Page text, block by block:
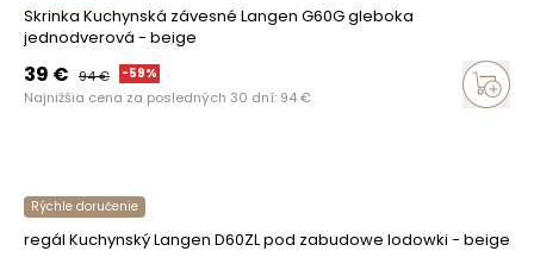
Skrinka Kuchynská závesné Langen G60G gleboka
jednodverová - beige
39 € 94€ -59%
Najnižšia cena za posledných 30 dní: 94€
Rýchle doručenie
regál Kuchynský Langen D60ZL pod zabudowe lodowki - beige